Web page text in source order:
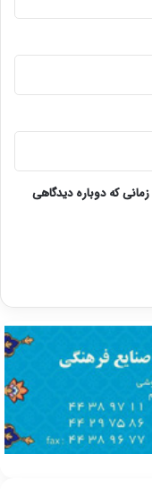
که دوباره دیدگاهی